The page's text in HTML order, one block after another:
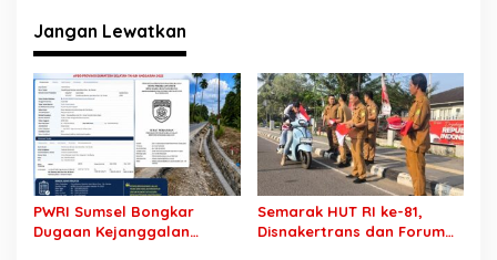
a
s
i
p
o
s
Jangan Lewatkan
PWRI Sumsel Bongkar
Dugaan Kejanggalan
Semarak HUT RI ke-81,
Disnakertrans dan Forum